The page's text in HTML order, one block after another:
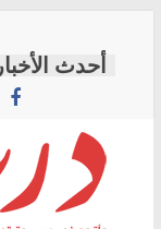
content